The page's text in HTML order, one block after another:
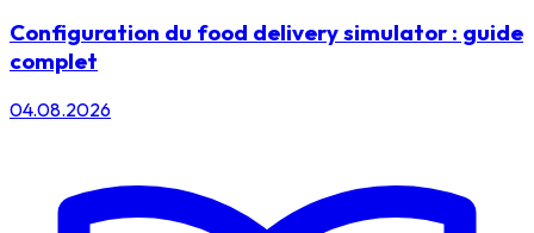
Configuration du food delivery simulator : guide
complet
04.08.2026